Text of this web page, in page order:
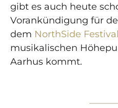
gibt es auch heute
Vorankündigung für
dem NorthSide Festival
musikalischen
Aarhus kommt.